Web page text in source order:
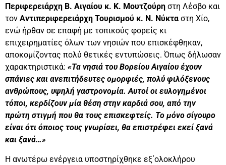
Περιφερειάρχη Β. Αιγαίου κ. Κ. Μουτζούρη στη Λέσβο και
τον Αντιπεριφερειάρχη Τουρισμού κ. Ν. Νύκτα στη Χίο,
ενώ ήρθαν σε επαφή με τοπικούς φορείς κι
επιχειρηματίες όλων των νησιών που επισκέφθηκαν,
αποκομίζοντας πολύ θετικές εντυπώσεις. Όπως δήλωσαν
χαρακτηριστικά: «Τα νησιά του Βορείου Αιγαίου έχουν
σπάνιες και ανεπιτήδευτες ομορφιές, πολύ φιλόξενους
ανθρώπους, υψηλή γαστρονομία. Αυτοί οι ευλογημένοι
τόποι, κερδίζουν μία θέση στην καρδιά σου, από την
πρώτη στιγμή που θα τους επισκεφτείς. Το μόνο σίγουρο
είναι ότι όποιος τους γνωρίσει, θα επιστρέφει εκεί ξανά
και ξανά…»
Η ανωτέρω ενέργεια υποστηρίχθηκε εξ΄ολοκλήρου